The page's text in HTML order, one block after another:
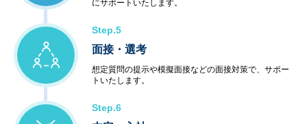
にサポートいたします。
Step.5
面接・選考
想定質問の提示や模擬面接などの面接対策で、サポー
トいたします。
Step.6